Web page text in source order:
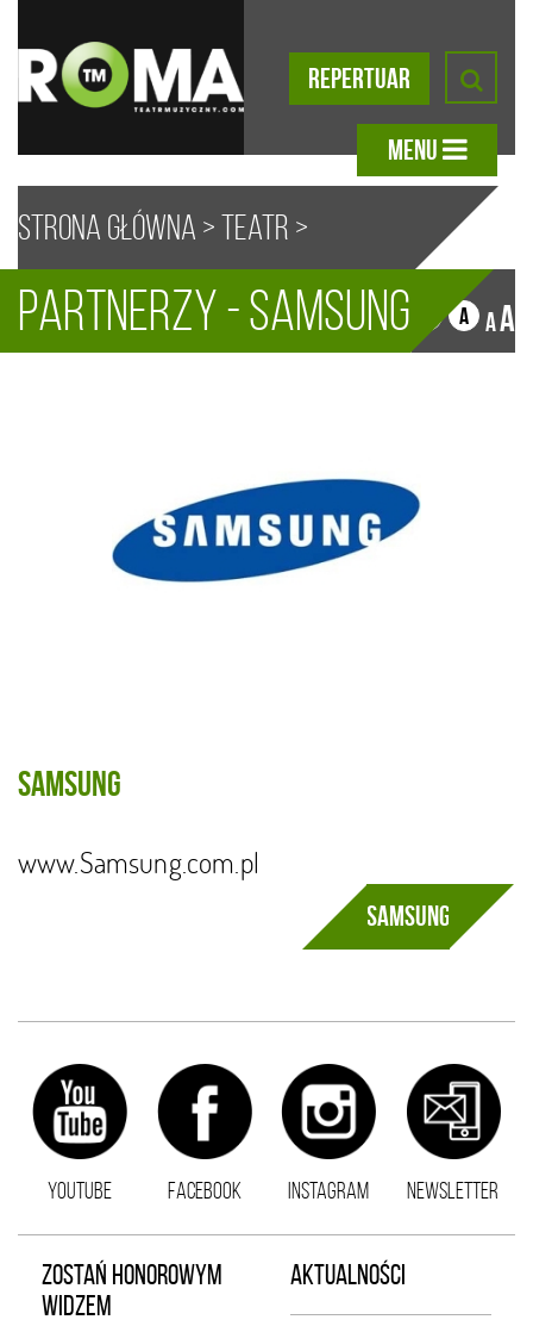
REPERTUAR
MENU
Strona główna >Teatr >
Partnerzy> Samsung A AA
Partnerzy - Samsung
Samsung
www.Samsung.com.pl
Samsung
YOUTUBE FACEBOOK INSTAGRAM NEWSLETTER
ZOSTAŃ HONOROWYM
WIDZEM
AKTUALNOŚCI